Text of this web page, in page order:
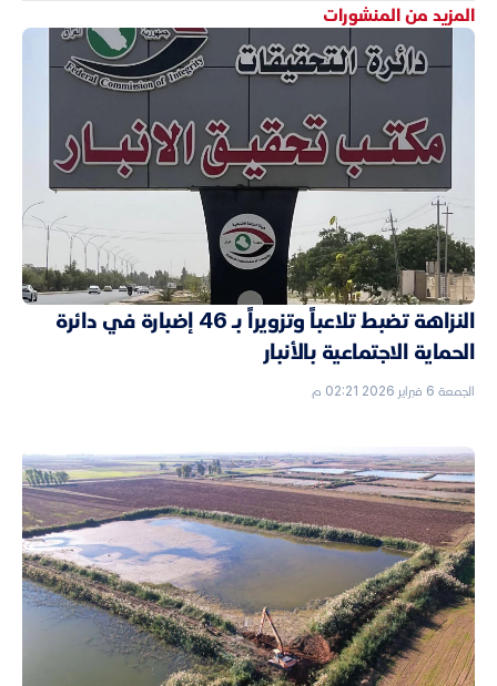
المزيد من المنشورات
النزاهة تضبط تلاعباً وتزويراً بـ 46 إضبارة في دائرة
الحماية الاجتماعية بالأنبار
الجمعة 6 فبراير 2026 02:21 م